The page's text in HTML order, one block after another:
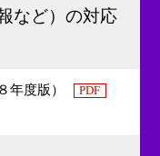
など）の対応
年度版） PDF